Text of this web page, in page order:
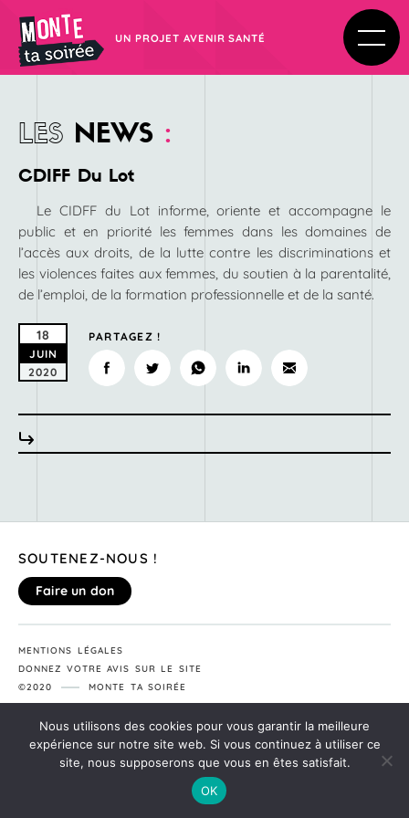
UN PROJET AVENIR SANTÉ
LES NEWS :
CDIFF Du Lot
Le CIDFF du Lot informe, oriente et accompagne le
public et en priorité les femmes dans les domaines de
l’accès aux droits, de la lutte contre les discriminations et
les violences faites aux femmes, du soutien à la parentalité,
de l’emploi, de la formation professionnelle et de la santé.
18
JUIN
2020
PARTAGEZ !
SOUTENEZ-NOUS !
Faire un don
MENTIONS LÉGALES
DONNEZ VOTRE AVIS SUR LE SITE
©2020
MONTE TA SOIRÉE
Nous utilisons des cookies pour vous garantir la meilleure
expérience sur notre site web. Si vous continuez à utiliser ce
site, nous supposerons que vous en êtes satisfait.
OK